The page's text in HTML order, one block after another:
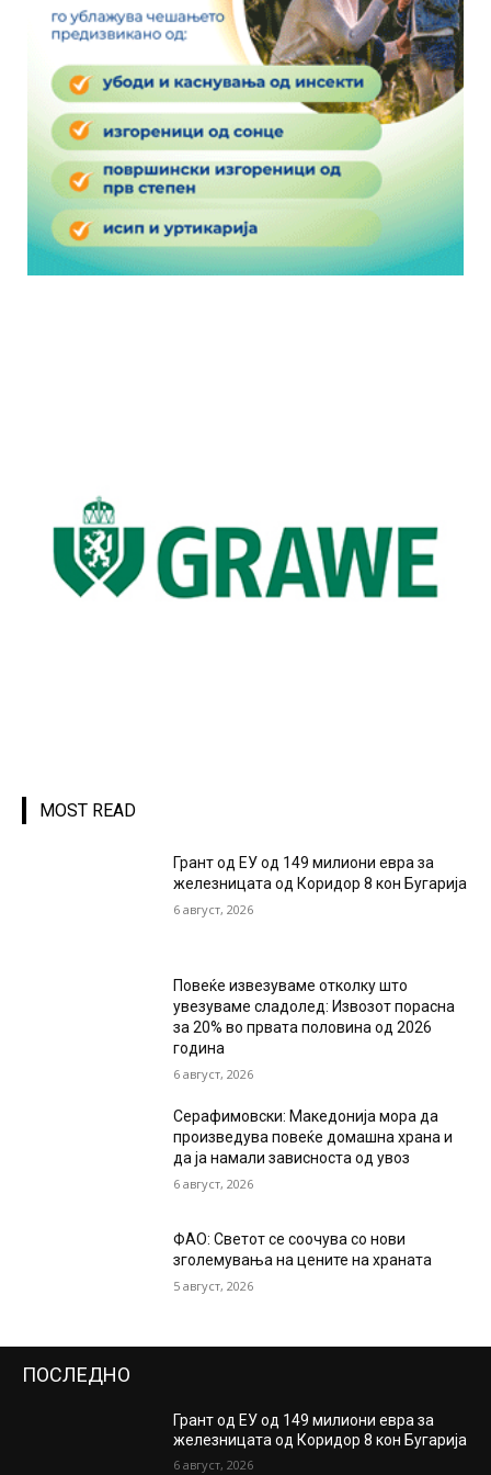
MOST READ
Грант од ЕУ од 149 милиони евра за
железницата од Коридор 8 кон Бугарија
6 август, 2026
Повеќе извезуваме отколку што
увезуваме сладолед: Извозот порасна
за 20% во првата половина од 2026
година
6 август, 2026
Серафимовски: Македонија мора да
произведува повеќе домашна храна и
да ја намали зависноста од увоз
6 август, 2026
ФАО: Светот се соочува со нови
зголемувања на цените на храната
5 август, 2026
ПОСЛЕДНО
Грант од ЕУ од 149 милиони евра за
железницата од Коридор 8 кон Бугарија
6 август, 2026